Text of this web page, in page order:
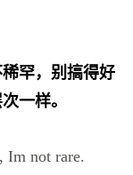
罕，别搞得好
一样。
Im not rare.